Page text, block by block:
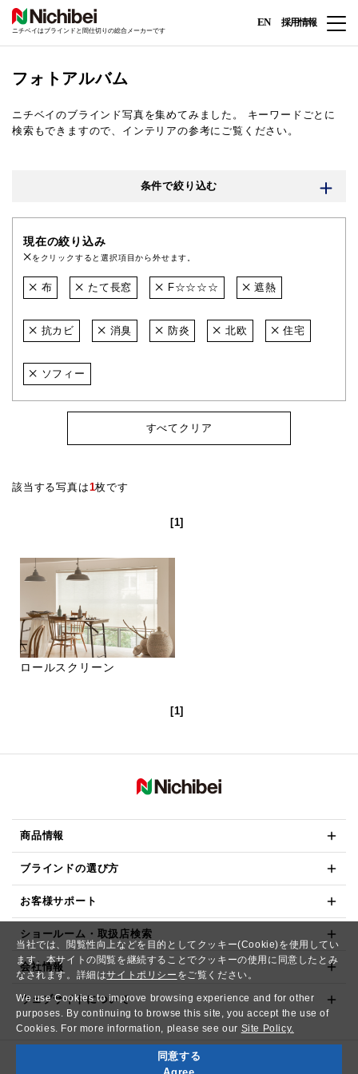
当社では、閲覧性向上などを目的としてクッキー(Cookie)を使用してい
ます。本サイトの閲覧を継続することでクッキーの使用に同意したとみ
なされます。詳細はサイトポリシー をご覧ください。
We use Cookies to improve browsing experience and for other
purposes. By continuing to browse this site, you accept the use of
Cookies. For more information, please see our Site Policy.
同意する
ニチベイはブラインドと間仕切りの総合メーカーです
EN 採用情報
フォトアルバム
ニチベイのブラインド写真を集めてみました。
キーワードごとに
検索もできますので、インテリアの参考にご覧ください。
条件で絞り込む
現在の絞り込み
をクリックすると選択項目から外せます。
布 たて長窓 F☆☆☆☆ 遮熱
抗カビ 消臭 防炎 北欧 住宅
ソフィー
すべてクリア
該当する写真は1枚です
[1]
ロールスクリーン
[1]
商品情報
ブラインドの選び方
お客様サポート
ショールーム・取扱店検索
会社情報
ウェブサイトについて
Copyright© NICHIBEI CO.,LTD. All Rights Reserved.